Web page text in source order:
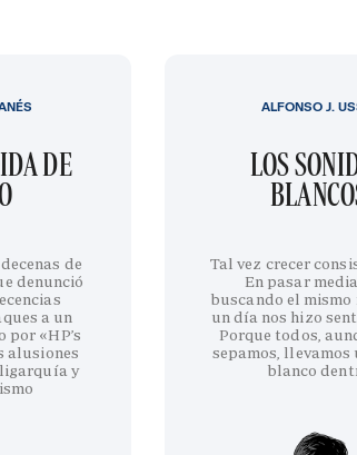
DE
de
denunció
a un
por «HP’s
alusiones
y
LOS
Tal vez crecer
En pasar
buscando el mismo
un día nos hizo
Porque todos,
sepamos, llevamos
blanco
ALFONSO J.